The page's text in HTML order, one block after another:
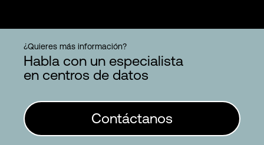
¿Quieres más información?
Habla con un especialista
en centros de datos
Contáctanos